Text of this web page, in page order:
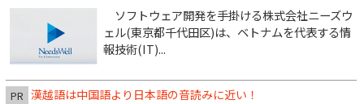
ソフトウェア開発を手掛ける株式会社ニーズウ
ェル(東京都千代田区)は、ベトナムを代表する情
報技術(IT)...
PR 漢越語は中国語より日本語の音読みに近い！